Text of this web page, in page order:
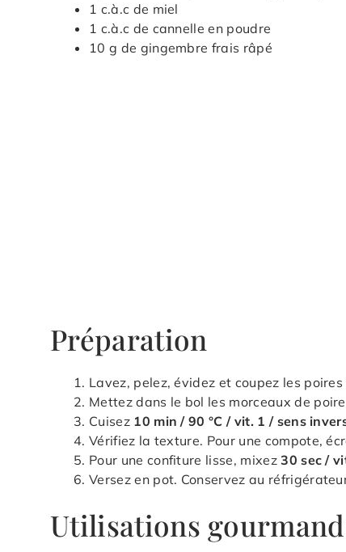
1 c.à.c de miel
1 c.à.c de cannelle en poudre
10 g de gingembre frais râpé
Préparation
Lavez, pelez, évidez et coupez les
Mettez dans le bol les morceaux de
Cuisez 10 min / 90 °C / vit. 1 / sens
Vérifiez la texture. Pour une compote,
Pour une confiture lisse, mixez30 sec /
Versez en pot. Conservez au
Utilisations